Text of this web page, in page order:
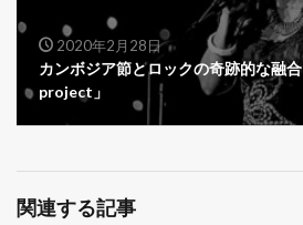
2020年2月28日
カンボジア節とロックの奇跡的な融
project」
関連する記事